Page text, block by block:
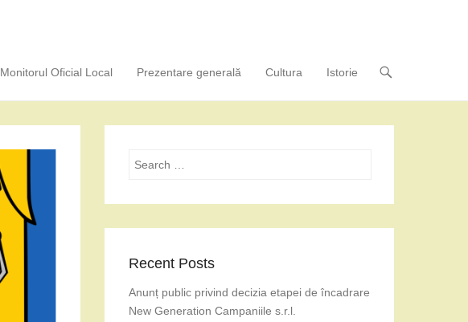
Monitorul Oficial Local Prezentare generală Cultura Istorie
Search
Recent Posts
Anunț public privind decizia etapei de încadrare
New Generation Campaniile s.r.l.